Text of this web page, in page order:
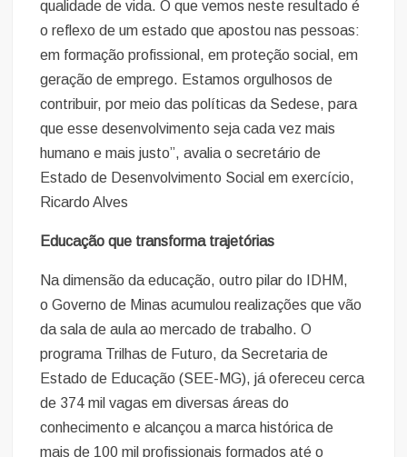
qualidade de vida. O que vemos neste resultado é
o reflexo de um estado que apostou nas pessoas:
em formação profissional, em proteção social, em
geração de emprego. Estamos orgulhosos de
contribuir, por meio das políticas da Sedese, para
que esse desenvolvimento seja cada vez mais
humano e mais justo”, avalia o secretário de
Estado de Desenvolvimento Social em exercício,
Ricardo Alves
Educação que transforma trajetórias
Na dimensão da educação, outro pilar do IDHM,
o Governo de Minas acumulou realizações que vão
da sala de aula ao mercado de trabalho. O
programa Trilhas de Futuro, da Secretaria de
Estado de Educação (SEE-MG), já ofereceu cerca
de 374 mil vagas em diversas áreas do
conhecimento e alcançou a marca histórica de
mais de 100 mil profissionais formados até o